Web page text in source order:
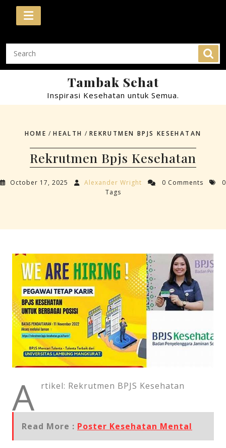
Skip
Tambak Sehat
Inspirasi Kesehatan untuk Semua.
HOME /HEALTH / REKRUTMEN BPJS KESEHATAN
Rekrutmen Bpjs Kesehatan
October 17, 2025 Alexander Wright 0 Comments
0
Tags
A rtikel: Rekrutmen BPJS Kesehatan
Read More : Poster Kesehatan Mental